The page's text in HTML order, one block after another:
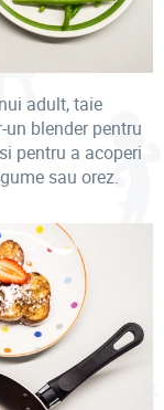
adult, taie
blender pentru
pentru a acoperi
sau orez.